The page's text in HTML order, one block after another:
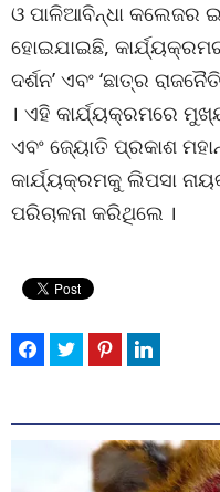
ଓ ପାଳିଆବିନ୍ଧା କଲେଜର
ହୋଇଯାଇଛି,
ଦର୍ଶନ’ ଏବଂ ‘ଛାତ୍ର
। ଏହି କାର୍ଯ୍ୟକ୍ରମରେ
ଏବଂ ଜ୍ୟୋତି ପ୍ରକାଶ
କାର୍ଯ୍ୟକ୍ରମକୁ ଲିପସା
ପରିଚାଳନା କରିଥିଲେ ।